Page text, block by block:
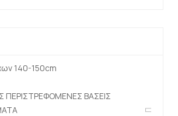
140-150cm
ΠΕΡΙΣΤΡΕΦΟΜΕΝΕΣ ΒΑΣΕΙΣ